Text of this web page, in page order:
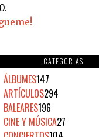
CATEGORIAS
ÁLBUMES147
ARTÍCULOS294
BALEARES196
CINE Y MÚSICA27